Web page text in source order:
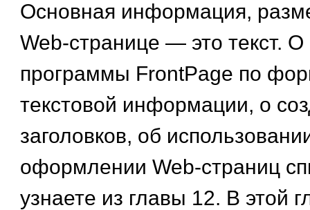
Основная информация,
Web-странице — это текст.
программы FrontPage по
текстовой информации, о
заголовков, об
оформлении Web-страниц
узнаете из главы 12. В этой